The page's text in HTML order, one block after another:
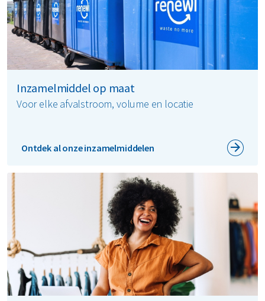
Inzamelmiddel op maat
Voor elke afvalstroom, volume en locatie
Ontdek al onze inzamelmiddelen